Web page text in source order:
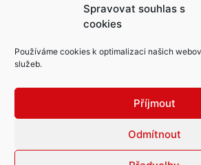
Spravovat souhlas s
cookies
Používáme cookies k optimalizaci našich
služeb.
Příjmout
Odmítnout
INFORMACE A KODEX
LOGO A LOGO
Informace o zpracování